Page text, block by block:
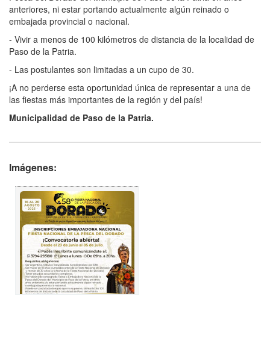
anteriores, ni estar portando actualmente algún reinado o
embajada provincial o nacional.
- Vivir a menos de 100 kilómetros de distancia de la localidad de
Paso de la Patria.
- Las postulantes son limitadas a un cupo de 30.
¡A no perderse esta oportunidad única de representar a una de
las fiestas más importantes de la región y del país!
Municipalidad de Paso de la Patria.
Imágenes: